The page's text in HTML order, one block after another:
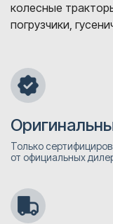
колесные
погрузчики,
Только
от официальных